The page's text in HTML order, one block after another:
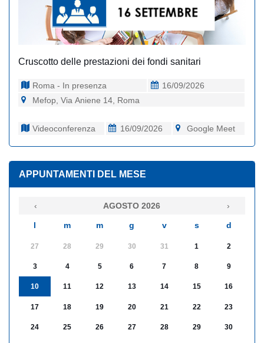
Cruscotto delle prestazioni dei fondi sanitari
Roma - In presenza
16/09/2026
Mefop, Via Aniene 14, Roma
Videoconferenza 16/09/2026 Google Meet
APPUNTAMENTI DEL MESE
‹ AGOSTO 2026 ›
l m m g v s d
27 28 29 30 31 1 2
3 4 5 6 7 8 9
10 11 12 13 14 15 16
17 18 19 20 21 22 23
24 25 26 27 28 29 30